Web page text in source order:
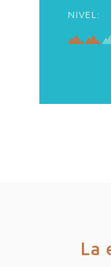
NIVEL:
La